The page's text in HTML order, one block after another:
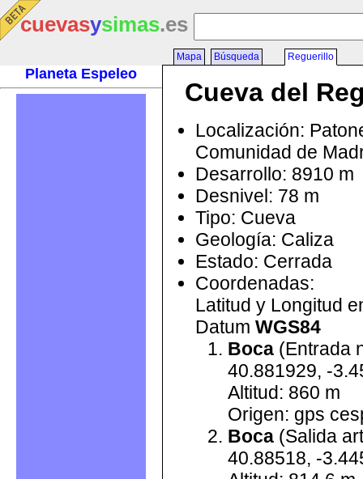
cuevasysimas.es
Planeta Espeleo
Mapa Búsqueda Reguerillo
Cueva del
Localización:
Comunidad de
Desarrollo: 8910 m
Desnivel: 78 m
Tipo: Cueva
Geología: Caliza
Estado: Cerrada
Coordenadas:
Latitud y Longitud
Datum WGS84
Boca (Entrada
40.881929, -
Altitud: 860 m
Origen: gps
Boca (Salida
40.88518, -